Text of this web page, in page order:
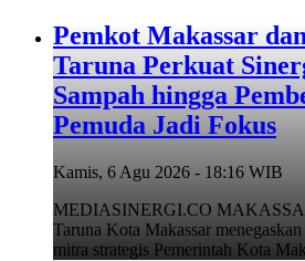
Pemkot Makassar
Taruna Perkuat
Sampah hingga
Pemuda Jadi Fokus
Kamis, 6 Agu 2026 - 18:16 WIB
MEDIASINERGI.CO
Taruna Kota Makassar
mitra strategis Pemerintah Kota